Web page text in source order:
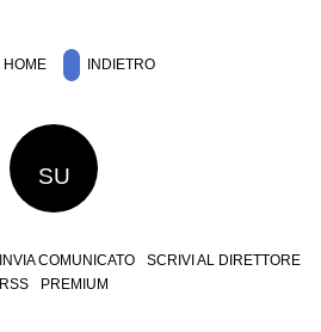
HOME INDIETRO
SU
INVIA COMUNICATO
SCRIVI AL DIRETTORE
RSS
PREMIUM